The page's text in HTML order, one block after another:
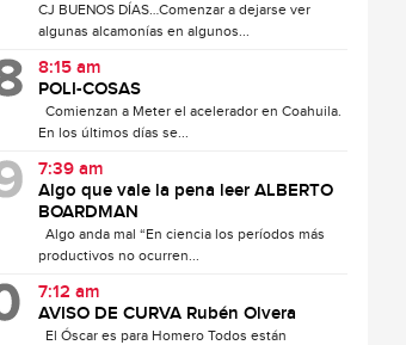
CJ BUENOS DÍAS…Comenzar a dejarse ver
algunas alcamonías en algunos...
8:15 am
POLI-COSAS
Comienzan a Meter el acelerador en Coahuila.
En los últimos días se...
7:39 am
Algo que vale la pena leer ALBERTO
BOARDMAN
Algo anda mal “En ciencia los períodos más
productivos no ocurren...
7:12 am
AVISO DE CURVA Rubén Olvera
El Óscar es para Homero Todos están